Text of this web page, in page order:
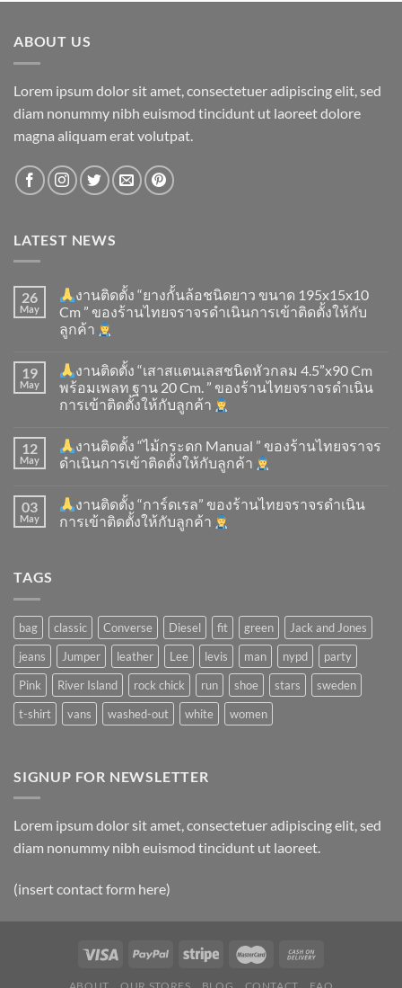
ABOUT US
Lorem ipsum dolor sit amet, consectetuer adipiscing elit, sed
diam nonummy nibh euismod tincidunt ut laoreet dolore
magna aliquam erat volutpat.
LATEST NEWS
26
May
งานติดตั้ง “ยางกั้นล้อชนิดยาว ขนาด 195x15x10
Cm ” ของร้านไทยจราจรดำเนินการเข้าติดตั้ง​ให้กับ
ลูกค้า
19
May
งานติดตั้ง “เสาสแตนเลสชนิดหัวกลม 4.5”x90 Cm
พร้อมเพลท ฐาน 20 Cm. ” ของร้านไทยจราจรดำเนิน
การเข้าติดตั้ง​ให้กับลูกค้า
12
May
งานติดตั้ง “ไม้กระดก Manual ” ของร้านไทยจราจร
ดำเนินการเข้าติดตั้ง​ให้กับลูกค้า
03
May
งานติดตั้ง “การ์ดเรล” ของร้านไทยจราจรดำเนิน
การเข้าติดตั้ง​ให้กับลูกค้า
TAGS
bag classic Converse Diesel fit green
Jack and Jones
jeans
Jumper leather Lee levis man nypd
party
Pink
River Island rock chick run shoe stars
sweden
t-shirt
vans washed-out white women
SIGNUP FOR NEWSLETTER
Lorem ipsum dolor sit amet, consectetuer adipiscing elit, sed
diam nonummy nibh euismod tincidunt ut laoreet.
(insert contact form here)